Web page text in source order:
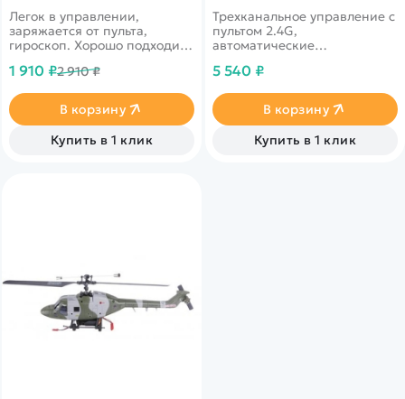
Легок в управлении,
заряжается от пульта,
гироскоп. Хорошо подходит
1 910 ₽2 910 ₽
В корзину
Купить в 1 клик
Трехканальное управление с
пультом 2.4G,
автоматические
докомплектоваться камерой
5 540 ₽
В корзину
Купить в 1 клик